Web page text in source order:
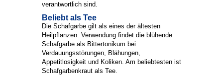
verantwortlich sind.
Beliebt als Tee
Die Schafgarbe gilt als eines der ältesten
Heilpflanzen. Verwendung findet die blühende
Schafgarbe als Bittertonikum bei
Verdauungsstörungen, Blähungen,
Appetitlosigkeit und Koliken. Am beliebtesten ist
Schafgarbenkraut als Tee.